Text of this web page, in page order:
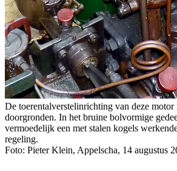
De toerentalverstelinrichting van deze
doorgronden. In het bruine bolvormige
vermoedelijk een met stalen kogels
regeling.
Foto: Pieter Klein, Appelscha, 14 augustus